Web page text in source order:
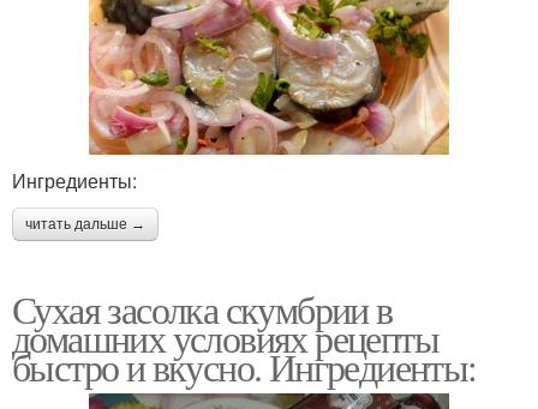
Ингредиенты:
читать дальше →
Сухая засолка скумбрии в
домашних условиях рецепты
быстро и вкусно. Ингредиенты: